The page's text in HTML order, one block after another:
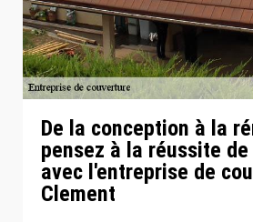
De la conception à la
pensez à la réussite
avec l'entreprise de
Clement